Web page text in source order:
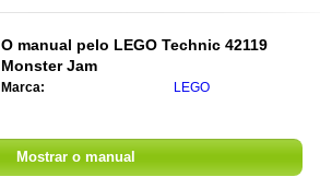
O manual pelo LEGO Technic 42119
Monster Jam
Marca: LEGO
Mostrar o manual